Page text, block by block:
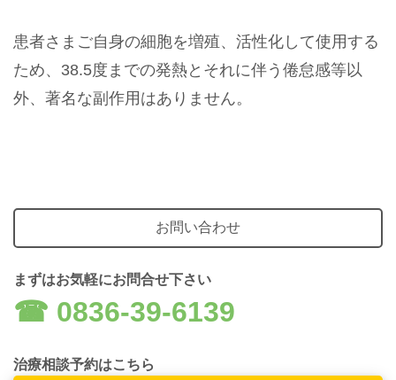
患者さまご自身の細胞を増殖、活性化して使用する
ため、38.5度までの発熱とそれに伴う倦怠感等以
外、著名な副作用はありません。
お問い合わせ
まずはお気軽にお問合せ下さい
☎︎ 0836-39-6139
治療相談予約はこちら